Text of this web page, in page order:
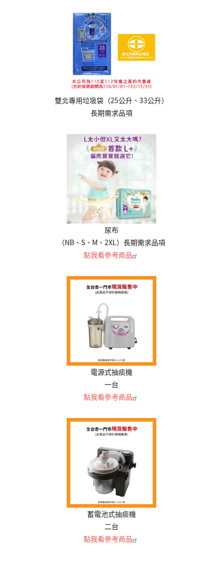
雙北專用垃圾袋（25公升、33公升）
長期需求品項
尿布
（NB、S、M、2XL）長期需求品項
點我看參考商品
電源式抽痰機
一台
點我看參考商品
蓄電池式抽痰機
二台
點我看參考商品